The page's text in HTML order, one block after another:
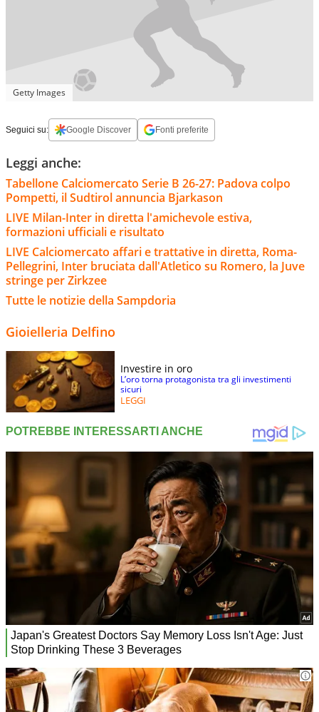
Getty Images
Seguici su: Google Discover Fonti preferite
Leggi anche:
Tabellone Calciomercato Serie B 26-27: Padova colpo
Pompetti, il Sudtirol annuncia Bjarkason
LIVE Milan-Inter in diretta l'amichevole estiva,
formazioni ufficiali e risultato
LIVE Calciomercato affari e trattative in diretta, Roma-
Pellegrini, Inter bruciata dall'Atletico su Romero, la Juve
stringe per Zirkzee
Tutte le notizie della Sampdoria
Gioielleria Delfino
Investire in oro
L’oro torna protagonista tra gli investimenti
sicuri
LEGGI